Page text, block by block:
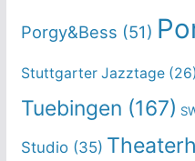
Porgy&Bess (51)
Stuttgarter Jazztage(26)
Tuebingen (167)
Studio(35)